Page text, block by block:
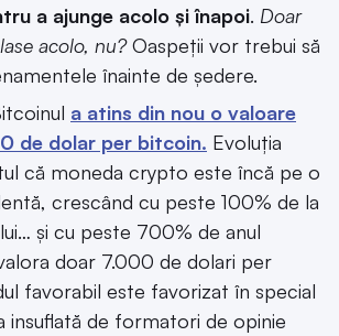
a ajunge acolo și înapoi. Doar
acolo, nu?Oaspeții vor trebui să
înainte de ședere.
a atins din nou o valoare
de dolar per bitcoin. Evoluția
că moneda crypto este încă pe o
crescând cu peste 100% de la
și cu peste 700% de anul
doar 7.000 de dolari per
favorabil este favorizat în special
insuflată de formatori de opinie